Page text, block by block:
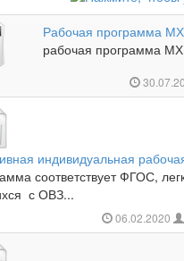
Рабочая программа
рабочая программа
индивидуальная
соответствует ФГОС,
с ОВЗ...
06.02.2020